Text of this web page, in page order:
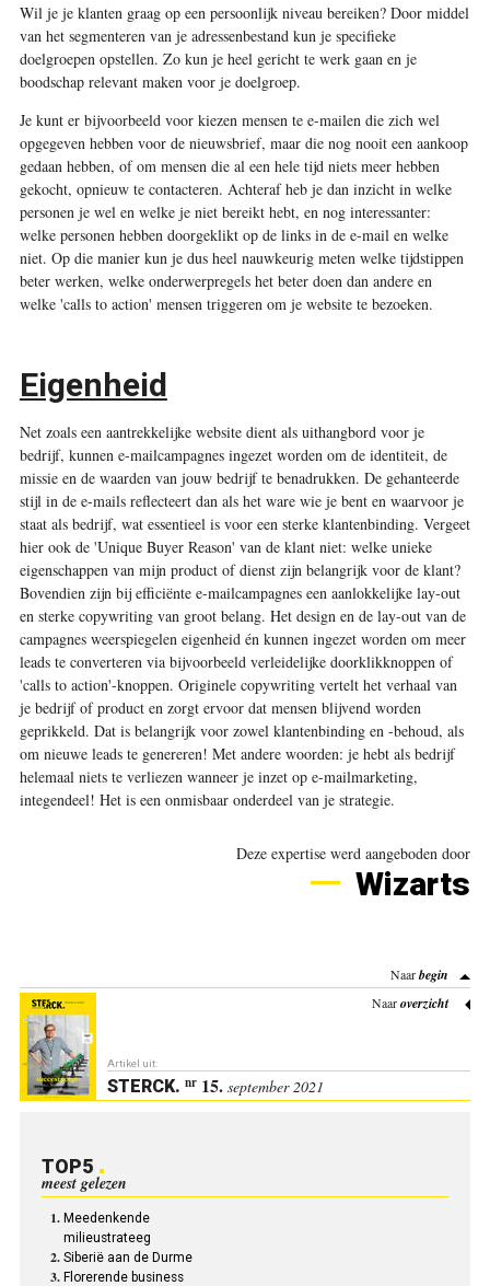
Wil je je klanten graag op een persoonlijk niveau bereiken? Door middel
van het segmenteren van je adressenbestand kun je specifieke
doelgroepen opstellen. Zo kun je heel gericht te werk gaan en je
boodschap relevant maken voor je doelgroep.
Je kunt er bijvoorbeeld voor kiezen mensen te e-mailen die zich wel
opgegeven hebben voor de nieuwsbrief, maar die nog nooit een aankoop
gedaan hebben, of om mensen die al een hele tijd niets meer hebben
gekocht, opnieuw te contacteren. Achteraf heb je dan inzicht in welke
personen je wel en welke je niet bereikt hebt, en nog interessanter:
welke personen hebben doorgeklikt op de links in de e-mail en welke
niet. Op die manier kun je dus heel nauwkeurig meten welke tijdstippen
beter werken, welke onderwerpregels het beter doen dan andere en
welke 'calls to action' mensen triggeren om je website te bezoeken.
Eigenheid
Net zoals een aantrekkelijke website dient als uithangbord voor je
bedrijf, kunnen e-mailcampagnes ingezet worden om de identiteit, de
missie en de waarden van jouw bedrijf te benadrukken. De gehanteerde
stijl in de e-mails reflecteert dan als het ware wie je bent en waarvoor je
staat als bedrijf, wat essentieel is voor een sterke klantenbinding. Vergeet
hier ook de 'Unique Buyer Reason' van de klant niet: welke unieke
eigenschappen van mijn product of dienst zijn belangrijk voor de klant?
Bovendien zijn bij efficiënte e-mailcampagnes een aanlokkelijke lay-out
en sterke copywriting van groot belang. Het design en de lay-out van de
campagnes weerspiegelen eigenheid én kunnen ingezet worden om meer
leads te converteren via bijvoorbeeld verleidelijke doorklikknoppen of
'calls to action'-knoppen. Originele copywriting vertelt het verhaal van
je bedrijf of product en zorgt ervoor dat mensen blijvend worden
geprikkeld. Dat is belangrijk voor zowel klantenbinding en -behoud, als
om nieuwe leads te genereren! Met andere woorden: je hebt als bedrijf
helemaal niets te verliezen wanneer je inzet op e-mailmarketing,
integendeel! Het is een onmisbaar onderdeel van je strategie.
Deze expertise werd aangeboden door
Wizarts
Naarbegin
Naaroverzicht
Artikel uit:
STERCK. nr15. september 2021
TOP5
meest gelezen
Meedenkende
milieustrateeg
Siberië aan de Durme
Florerende business